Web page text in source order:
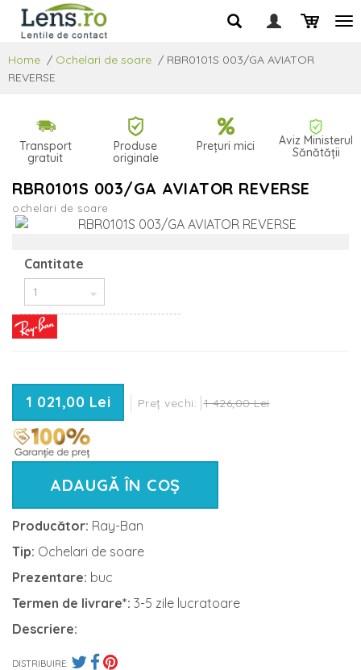
Home / Ochelari de soare / RBR0101S 003/GA AVIATOR
REVERSE
Transport
gratuit
Produse
originale
Prețuri mici
Aviz Ministerul
Sănătății
RBR0101S 003/GA AVIATOR REVERSE
ochelari de soare
Cantitate
1 021,00 Lei Preț vechi: 1 426,00 Lei
ADAUGĂ ÎN COȘ
Producător: Ray-Ban
Tip: Ochelari de soare
Prezentare: buc
Termen de livrare*: 3-5 zile lucratoare
Descriere:
DISTRIBUIRE: